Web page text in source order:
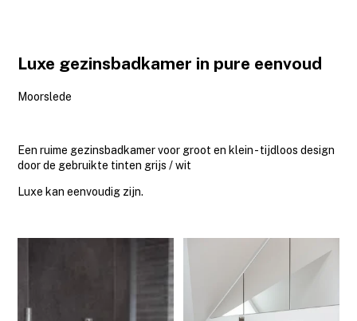
Luxe gezinsbadkamer in pure eenvoud
Moorslede
Een ruime gezinsbadkamer voor groot en klein - tijdloos design
door de gebruikte tinten grijs / wit
Luxe kan eenvoudig zijn.